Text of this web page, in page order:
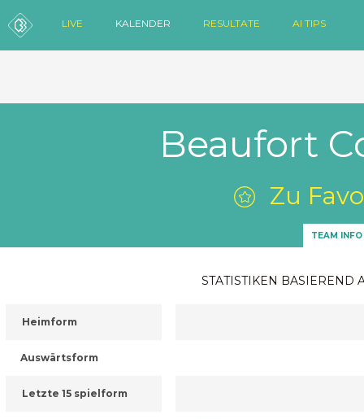
LIVE KALENDER RESULTATE AI TIPS
Beaufort
Zu
TEAM INFO
STATISTIKEN BASIEREND
Heimform
Auswärtsform
Letzte 15 spielform